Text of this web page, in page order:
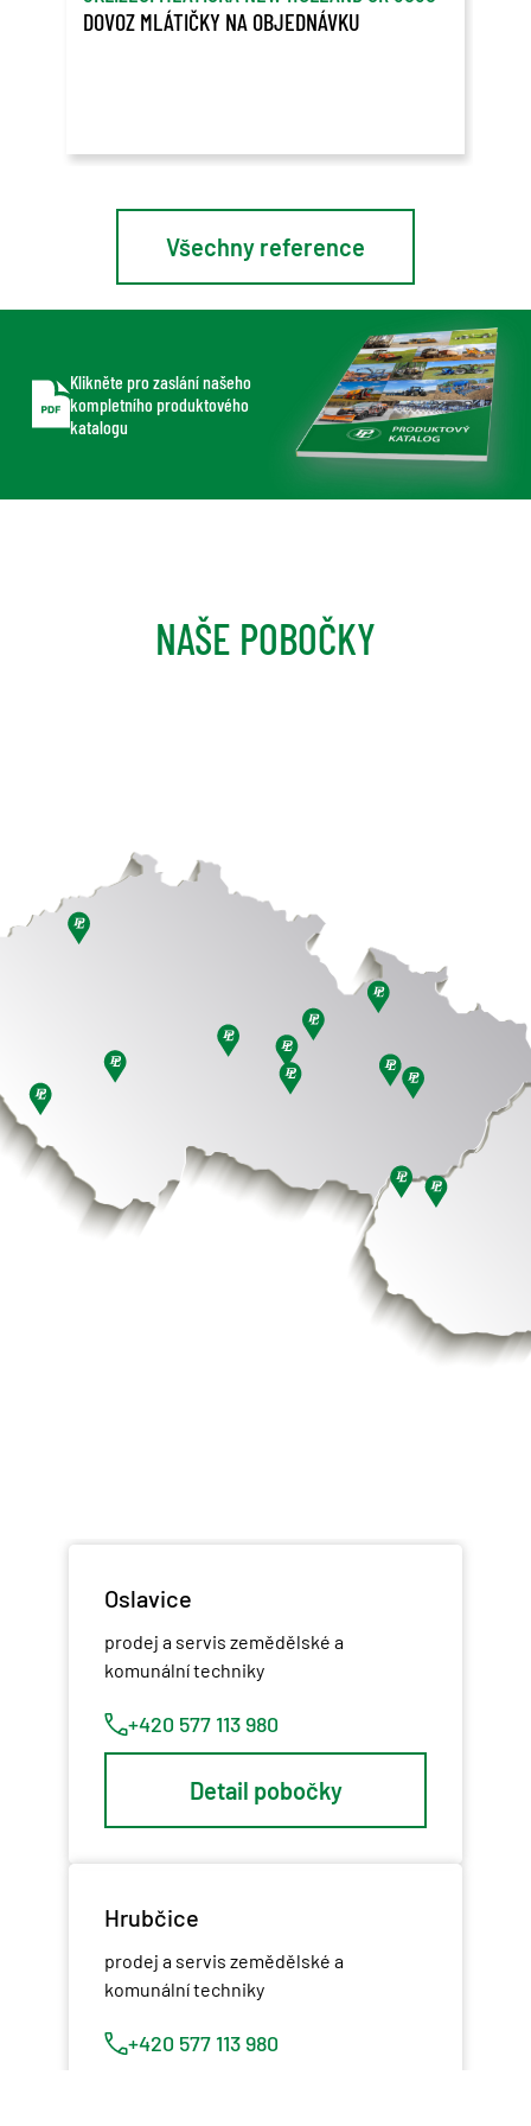
DOVOZ MLÁTIČKY NA OBJEDNÁVKU
Všechny reference
Klikněte pro zaslání našeho
kompletního produktového
katalogu
NAŠE POBOČKY
Oslavice
prodej a servis zemědělské a
komunální techniky
+420 577 113 980
Detail pobočky
Hrubčice
prodej a servis zemědělské a
komunální techniky
+420 577 113 980